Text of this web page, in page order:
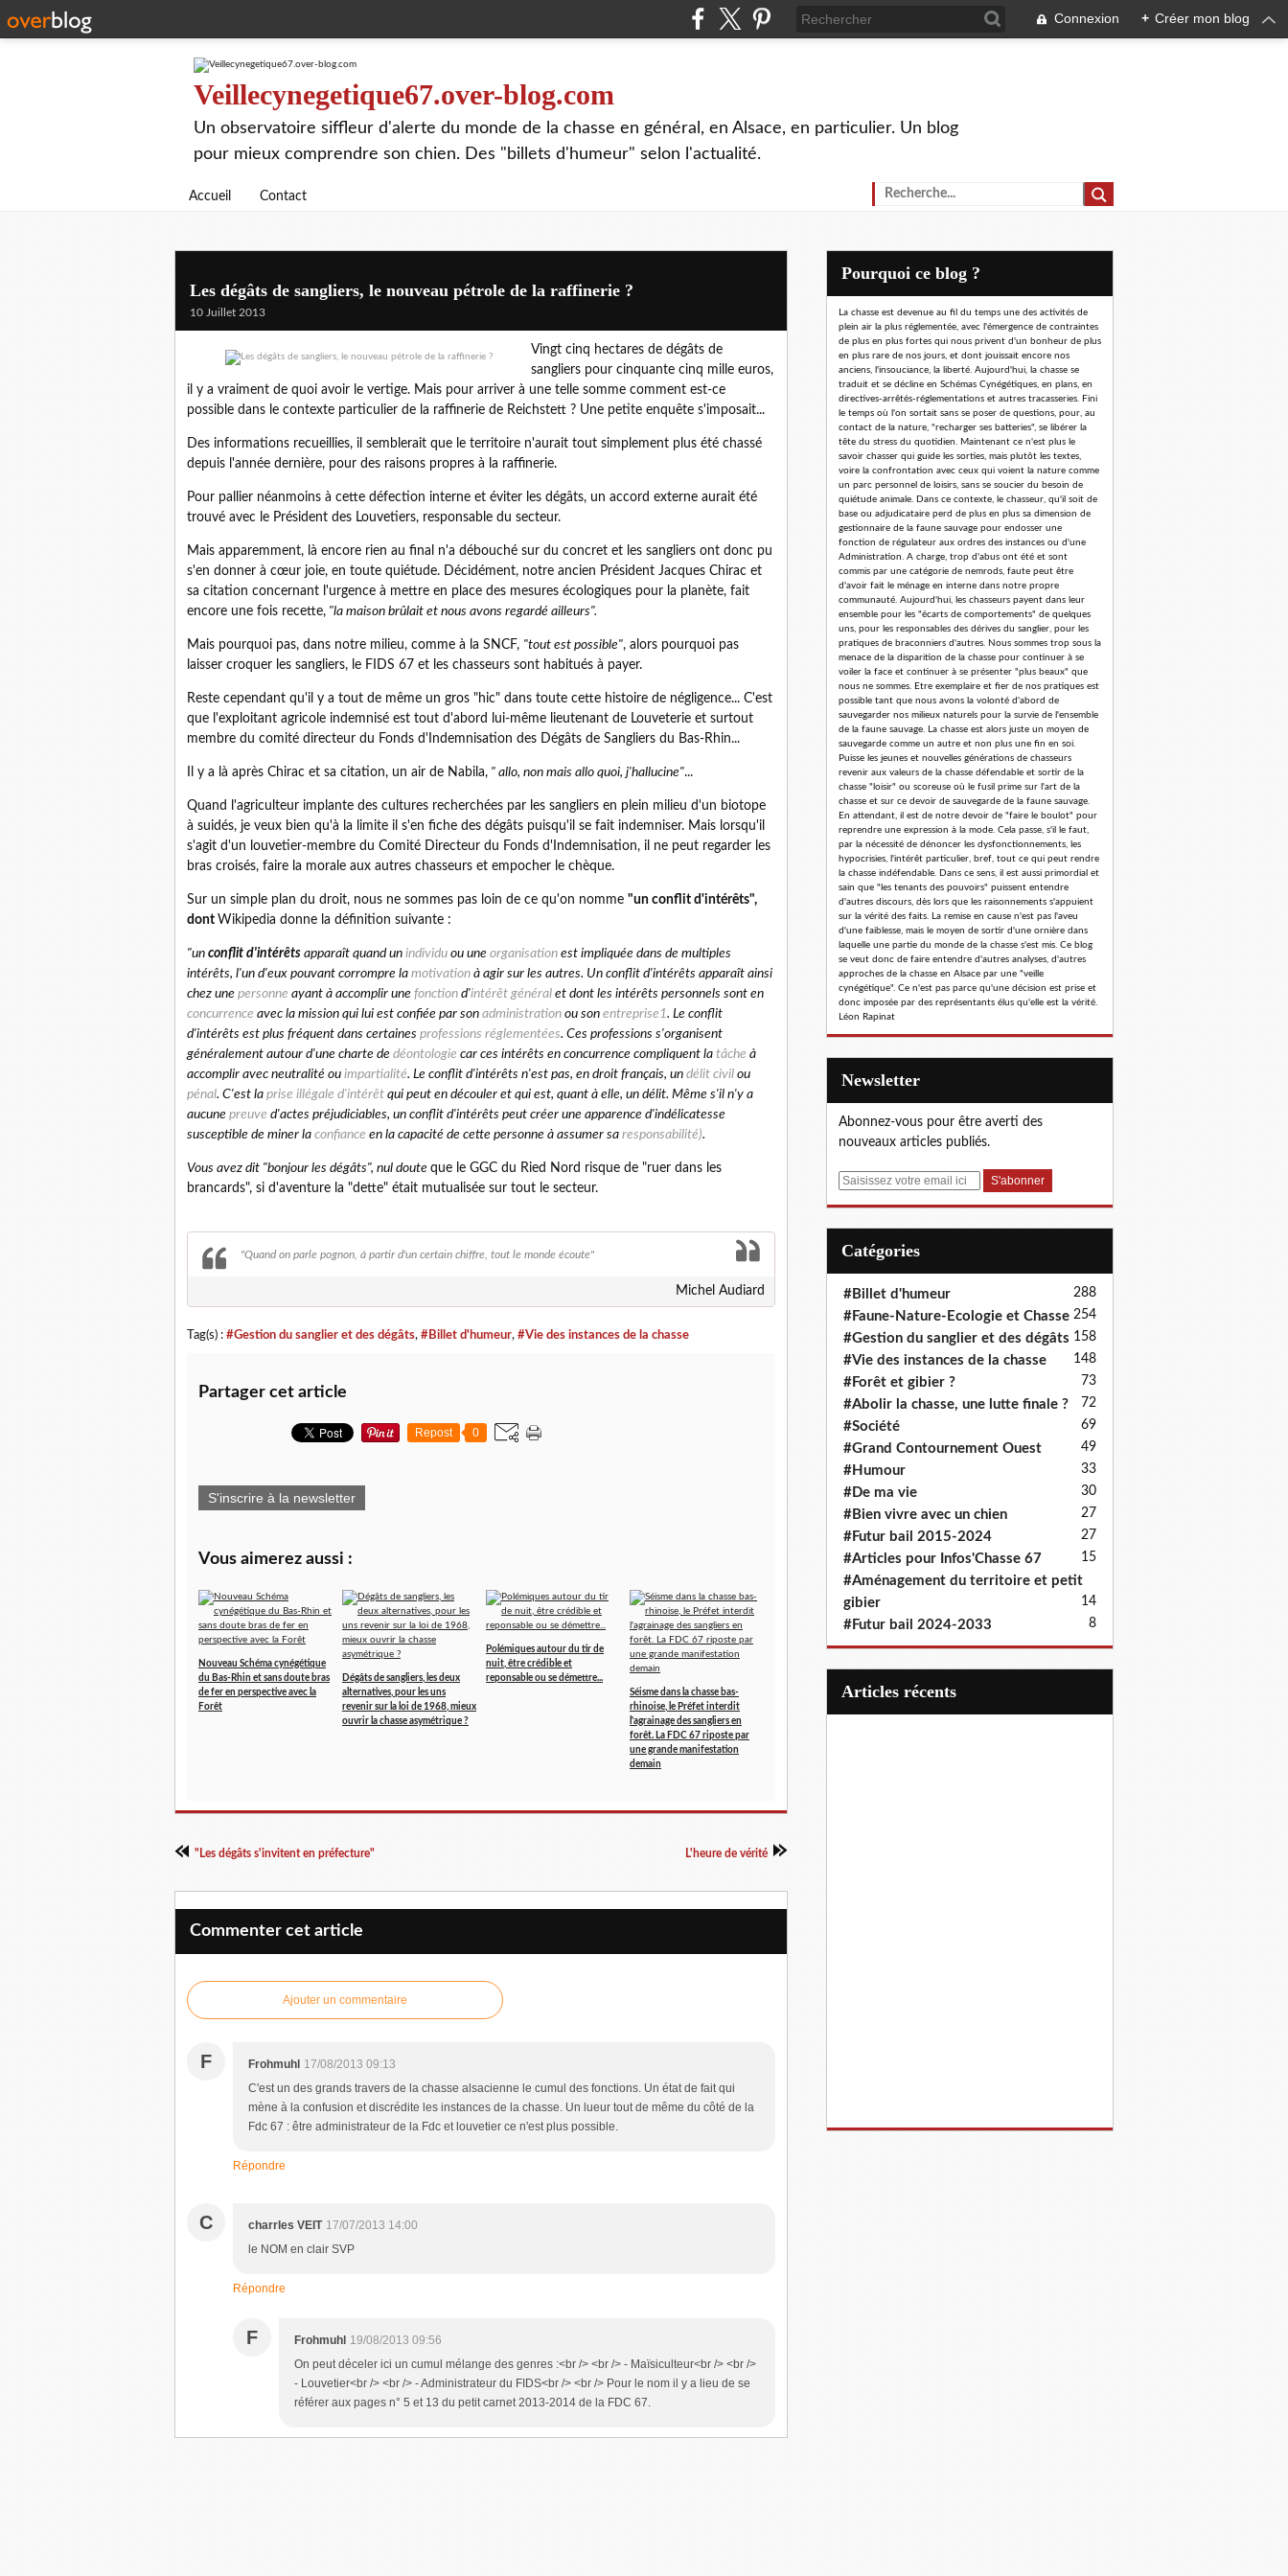
Connexion + Créer mon blog
Veillecynegetique67.over-blog.com
Un observatoire siffleur d'alerte du monde de la chasse en général, en Alsace, en particulier. Un blog
pour mieux comprendre son chien. Des "billets d'humeur" selon l'actualité.
Accueil Contact
Les dégâts de sangliers, le nouveau pétrole de la raffinerie ?
10 Juillet 2013
Vingt cinq hectares de dégâts de
sangliers pour cinquante cinq mille euros,
il y a vraiment de quoi avoir le vertige. Mais pour arriver à une telle somme comment est-ce
possible dans le contexte particulier de la raffinerie de Reichstett ? Une petite enquête s'imposait...
Des informations recueillies, il semblerait que le territoire n'aurait tout simplement plus été chassé
depuis l'année dernière, pour des raisons propres à la raffinerie.
Pour pallier néanmoins à cette défection interne et éviter les dégâts, un accord externe aurait été
trouvé avec le Président des Louvetiers, responsable du secteur.
Mais apparemment, là encore rien au final n'a débouché sur du concret et les sangliers ont donc pu
s'en donner à cœur joie, en toute quiétude. Décidément, notre ancien Président Jacques Chirac et
sa citation concernant l'urgence à mettre en place des mesures écologiques pour la planète, fait
encore une fois recette, "la maison brûlait et nous avons regardé ailleurs".
Mais pourquoi pas, dans notre milieu, comme à la SNCF, "tout est possible", alors pourquoi pas
laisser croquer les sangliers, le FIDS 67 et les chasseurs sont habitués à payer.
Reste cependant qu'il y a tout de même un gros "hic" dans toute cette histoire de négligence... C'est
que l'exploitant agricole indemnisé est tout d'abord lui-même lieutenant de Louveterie et surtout
membre du comité directeur du Fonds d'Indemnisation des Dégâts de Sangliers du Bas-Rhin...
Il y a là après Chirac et sa citation, un air de Nabila, " allo, non mais allo quoi, j'hallucine"...
Quand l'agriculteur implante des cultures recherchées par les sangliers en plein milieu d'un biotope
à suidés, je veux bien qu'à la limite il s'en fiche des dégâts puisqu'il se fait indemniser. Mais lorsqu'il
s'agit d'un louvetier-membre du Comité Directeur du Fonds d'Indemnisation, il ne peut regarder les
bras croisés, faire la morale aux autres chasseurs et empocher le chèque.
Sur un simple plan du droit, nous ne sommes pas loin de ce qu'on nomme "un conflit d'intérêts",
dont Wikipedia donne la définition suivante :
"un conflit d'intérêts apparaît quand un individu ou une organisation est impliquée dans de multiples
intérêts, l'un d'eux pouvant corrompre la motivation à agir sur les autres. Un conflit d'intérêts apparaît ainsi
chez une personne ayant à accomplir une fonction d'intérêt général et dont les intérêts personnels sont en
concurrence avec la mission qui lui est confiée par son administration ou son entreprise1. Le conflit
d'intérêts est plus fréquent dans certaines professions réglementées. Ces professions s'organisent
généralement autour d'une charte de déontologie car ces intérêts en concurrence compliquent la tâche à
accomplir avec neutralité ou impartialité. Le conflit d'intérêts n'est pas, en droit français, un délit civil ou
pénal. C'est la prise illégale d'intérêt qui peut en découler et qui est, quant à elle, un délit. Même s'il n'y a
aucune preuve d'actes préjudiciables, un conflit d'intérêts peut créer une apparence d'indélicatesse
susceptible de miner la confiance en la capacité de cette personne à assumer sa responsabilité).
Vous avez dit "bonjour les dégâts", nul doute que le GGC du Ried Nord risque de "ruer dans les
brancards", si d'aventure la "dette" était mutualisée sur tout le secteur.
"Quand on parle pognon, à partir d'un certain chiffre, tout le monde écoute"
Michel Audiard
Tag(s) : #Gestion du sanglier et des dégâts, #Billet d'humeur, #Vie des instances de la chasse
Partager cet article
Repost 0
S'inscrire à la newsletter
Vous aimerez aussi :
Nouveau Schéma cynégétique
du Bas-Rhin et sans doute bras
de fer en perspective avec la
Forêt
Dégâts de sangliers, les deux
alternatives, pour les uns
revenir sur la loi de 1968, mieux
ouvrir la chasse asymétrique ?
Polémiques autour du tir de
nuit, être crédible et
reponsable ou se démettre...
Séisme dans la chasse bas-
rhinoise, le Préfet interdit
l'agrainage des sangliers en
forêt. La FDC 67 riposte par
une grande manifestation
demain
"Les dégâts s'invitent en préfecture" L'heure de vérité
Commenter cet article
Ajouter un commentaire
F Frohmuhl 17/08/2013 09:13
C'est un des grands travers de la chasse alsacienne le cumul des fonctions. Un état de fait qui
mène à la confusion et discrédite les instances de la chasse. Un lueur tout de même du côté de la
Fdc 67 : être administrateur de la Fdc et louvetier ce n'est plus possible.
Répondre
C charrles VEIT 17/07/2013 14:00
le NOM en clair SVP
Répondre
F Frohmuhl 19/08/2013 09:56
On peut déceler ici un cumul mélange des genres :<br /> <br /> - Maïsiculteur<br /> <br />
- Louvetier<br /> <br /> - Administrateur du FIDS<br /> <br /> Pour le nom il y a lieu de se
référer aux pages n° 5 et 13 du petit carnet 2013-2014 de la FDC 67.
Pourquoi ce blog ?
La chasse est devenue au fil du temps une des activités de
plein air la plus réglementée, avec l'émergence de contraintes
de plus en plus fortes qui nous privent d'un bonheur de plus
en plus rare de nos jours, et dont jouissait encore nos
anciens, l'insouciance, la liberté. Aujourd'hui, la chasse se
traduit et se décline en Schémas Cynégétiques, en plans, en
directives-arrêtés-réglementations et autres tracasseries. Fini
le temps où l'on sortait sans se poser de questions, pour, au
contact de la nature, "recharger ses batteries", se libérer la
tête du stress du quotidien. Maintenant ce n'est plus le
savoir chasser qui guide les sorties, mais plutôt les textes,
voire la confrontation avec ceux qui voient la nature comme
un parc personnel de loisirs, sans se soucier du besoin de
quiétude animale. Dans ce contexte, le chasseur, qu'il soit de
base ou adjudicataire perd de plus en plus sa dimension de
gestionnaire de la faune sauvage pour endosser une
fonction de régulateur aux ordres des instances ou d'une
Administration. A charge, trop d'abus ont été et sont
commis par une catégorie de nemrods, faute peut être
d'avoir fait le ménage en interne dans notre propre
communauté. Aujourd'hui, les chasseurs payent dans leur
ensemble pour les "écarts de comportements" de quelques
uns, pour les responsables des dérives du sanglier, pour les
pratiques de braconniers d'autres. Nous sommes trop sous la
menace de la disparition de la chasse pour continuer à se
voiler la face et continuer à se présenter "plus beaux" que
nous ne sommes. Etre exemplaire et fier de nos pratiques est
possible tant que nous avons la volonté d'abord de
sauvegarder nos milieux naturels pour la survie de l'ensemble
de la faune sauvage. La chasse est alors juste un moyen de
sauvegarde comme un autre et non plus une fin en soi.
Puisse les jeunes et nouvelles générations de chasseurs
revenir aux valeurs de la chasse défendable et sortir de la
chasse "loisir" ou scoreuse où le fusil prime sur l'art de la
chasse et sur ce devoir de sauvegarde de la faune sauvage.
En attendant, il est de notre devoir de "faire le boulot" pour
reprendre une expression à la mode. Cela passe, s'il le faut,
par la nécessité de dénoncer les dysfonctionnements, les
hypocrisies, l'intérêt particulier, bref, tout ce qui peut rendre
la chasse indéfendable. Dans ce sens, il est aussi primordial et
sain que "les tenants des pouvoirs" puissent entendre
d'autres discours, dès lors que les raisonnements s'appuient
sur la vérité des faits. La remise en cause n'est pas l'aveu
d'une faiblesse, mais le moyen de sortir d'une ornière dans
laquelle une partie du monde de la chasse s'est mis. Ce blog
se veut donc de faire entendre d'autres analyses, d'autres
approches de la chasse en Alsace par une "veille
cynégétique". Ce n'est pas parce qu'une décision est prise et
donc imposée par des représentants élus qu'elle est la vérité.
Léon Rapinat
Newsletter
Abonnez-vous pour être averti des
nouveaux articles publiés.
E
Catégories
#Billet d'humeur 288
#Faune-Nature-Ecologie et Chasse 254
#Gestion du sanglier et des dégâts 158
#Vie des instances de la chasse 148
#Forêt et gibier ? 73
#Abolir la chasse, une lutte finale ? 72
#Société 69
#Grand Contournement Ouest 49
#Humour 33
#De ma vie 30
#Bien vivre avec un chien 27
#Futur bail 2015-2024 27
#Articles pour Infos'Chasse 67 15
#Aménagement du territoire et petit
gibier
14
#Futur bail 2024-2033 8
articles récents